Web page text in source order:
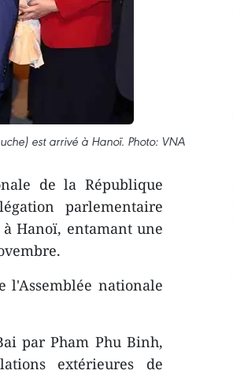
est arrivé à Hanoï. Photo: VNA
de la République
parlementaire
Hanoï, entamant une
nationale
par Pham Phu Binh,
extérieures de